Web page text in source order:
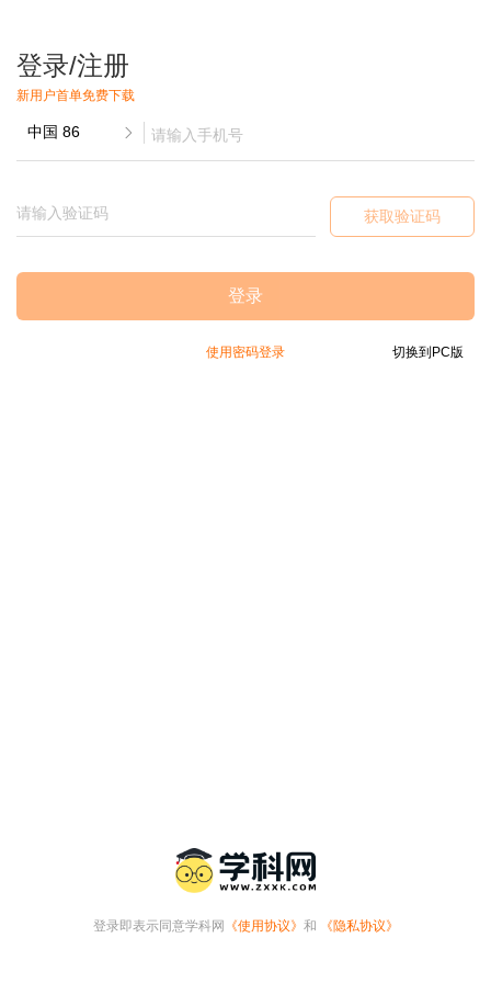
登录/注册
新用户首单免费下载
获取验证码
登录
使用密码登录 切换到PC版
登录即表示同意学科网 《使用协议》 和 《隐私协议》